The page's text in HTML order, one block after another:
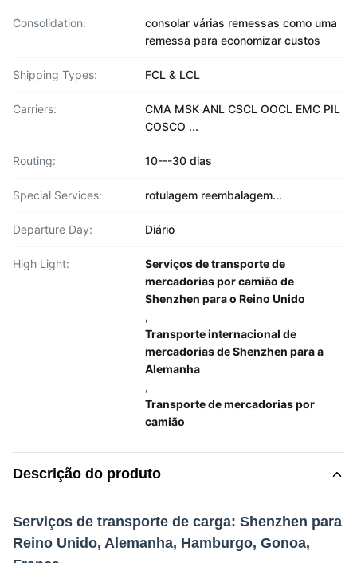
Consolidation:
consolar várias remessas como uma
remessa para economizar custos
Shipping Types: FCL & LCL
Carriers:
CMA MSK ANL CSCL OOCL EMC PIL
COSCO ...
Routing: 10---30 dias
Special Services: rotulagem reembalagem...
Departure Day: Diário
High Light:
Serviços de transporte de
mercadorias por camião de
Shenzhen para o Reino Unido
,
Transporte internacional de
mercadorias de Shenzhen para a
Alemanha
,
Transporte de mercadorias por
camião
Descrição do produto
Serviços de transporte de carga: Shenzhen para
Reino Unido, Alemanha, Hamburgo, Gonoa,